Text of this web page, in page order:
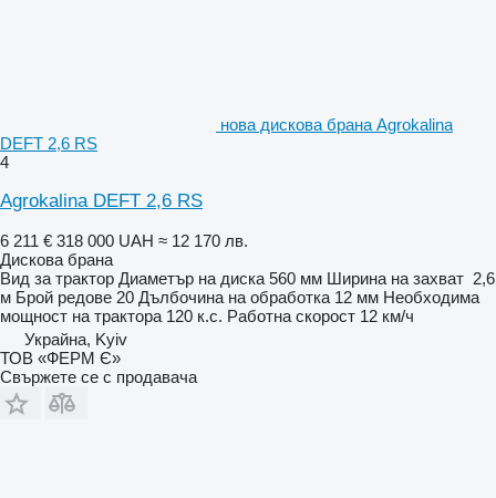
нова дискова брана Agrokalina
DEFT 2,6 RS
4
Agrokalina DEFT 2,6 RS
6 211 € 318 000 UAH ≈ 12 170 лв.
Дискова брана
Вид за трактор Диаметър на диска 560 мм Ширина на захват 2,6
м Брой редове 20 Дълбочина на обработка 12 мм Необходима
мощност на трактора 120 к.с. Работна скорост 12 км/ч
Украйна, Kyiv
ТОВ «ФЕРМ Є»
Свържете се с продавача